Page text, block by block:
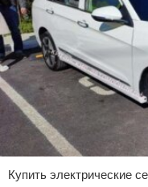
Купить электрические